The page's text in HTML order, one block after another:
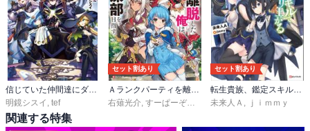
明鏡シスイ tef
セット割あり
右薙光介 すーぱーぞんび
セット割あり
未来人Ａ
ｊｉｍｍｙ
関連する特集